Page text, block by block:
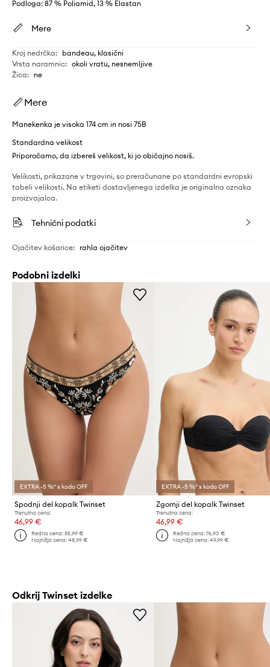
Podloga: 87 % Poliamid, 13 % Elastan
Mere
Kroj nedrčka: bandeau, klasični
Vrsta naramnic: okoli vratu, nesnemljive
Žica: ne
Mere
Manekenka je visoka 174 cm in nosi 75B
Standardna velikost
Priporočamo, da izbereš velikost, ki jo običajno nosiš.
Velikosti, prikazane v trgovini, so preračunane po standardni evropski
tabeli velikosti. Na etiketi dostavljenega izdelka je originalna oznaka
proizvajalca.
Tehnični podatki
Ojačitev košarice: rahla ojačitev
Podobni izdelki
EXTRA -5 %* s kodo OFF
Spodnji del kopalk Twinset
Trenutna cena:
46,99 €
Redna cena:85,99 €
Najnižja cena:48,99 €
EXTRA -5 %* s kodo OFF
Zgornji del kopalk Twinset
Trenutna cena:
46,99 €
Redna cena: 76,90 €
Najnižja cena: 49,99 €
Odkrij Twinset izdelke